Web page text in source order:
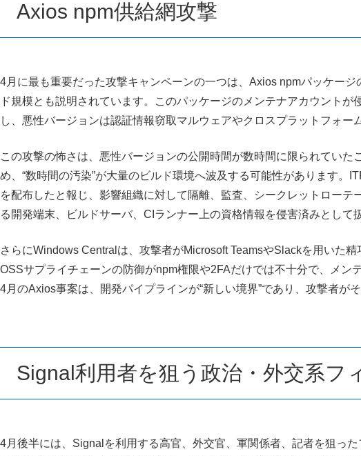
Axios npm供給網攻撃
4月に最も重要だった攻撃キャンペーンの一つは、Axios npmパッケー
ド規模とも説明されています。このパッケージのメンテナアカウント
し、悪性バージョンは認証情報窃取マルウェアやクロスプラットフォー
この攻撃の怖さは、悪性バージョンの公開時間が数時間に限られてい
め、“数時間の汚染”が大量のビルド環境へ波及する可能性があります
を配布したと報じ、影響組織に対して隔離、監査、シークレットロー
る開発端末、ビルドサーバ、CIランナー上の資格情報を侵害済みとして
さらにWindows Centralは、攻撃者がMicrosoft TeamsやSlackを用いた
OSSサプライチェーンの防御がnpm権限や2FAだけでは不十分で、メン
4月のAxios事案は、開発パイプラインが“新しい境界”であり、攻撃者が
Signal利用者を狙う政治・外交系フ
4月後半には、Signalを利用する高官、外交官、軍関係者、記者を狙っ